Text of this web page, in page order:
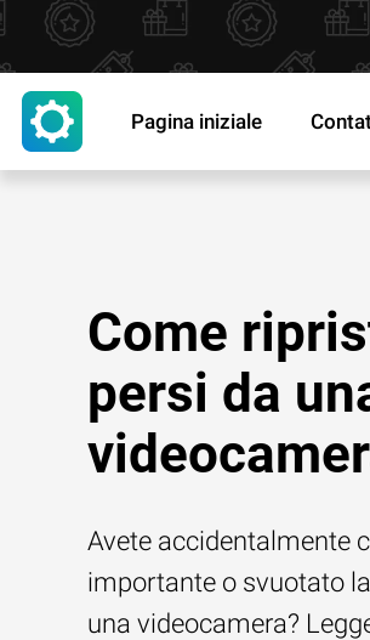
Pagina iniziale
Come
persi da
Avete accidentalmente
importante o svuotato
una videocamera?